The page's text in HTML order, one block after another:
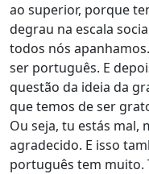
ao superior, porque
degrau na escala
todos nós
ser português. E
questão da ideia da
que temos de ser
Ou seja, tu estás mal,
agradecido. E isso
português tem muito.